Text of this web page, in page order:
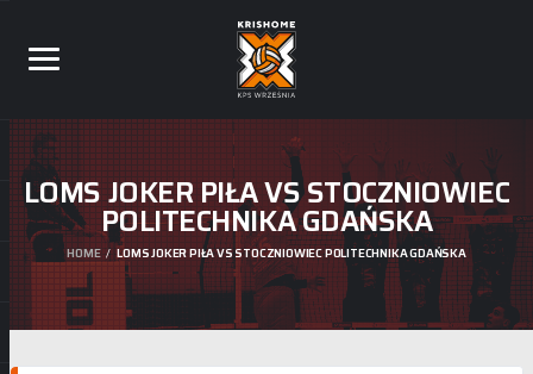
LOMS JOKER PIŁA VS STOCZNIOWIEC
POLITECHNIKA GDAŃSKA
HOME LOMS JOKER PIŁA VS STOCZNIOWIEC POLITECHNIKA GDAŃSKA